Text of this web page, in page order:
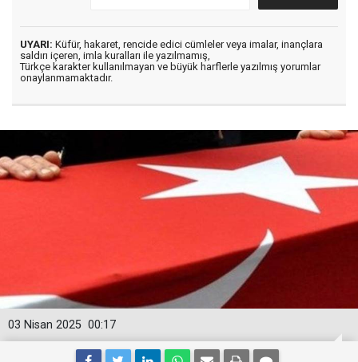
UYARI: Küfür, hakaret, rencide edici cümleler veya imalar, inançlara
saldırı içeren, imla kuralları ile yazılmamış,
Türkçe karakter kullanılmayan ve büyük harflerle yazılmış yorumlar
onaylanmamaktadır.
00:17
03 Nisan 2025